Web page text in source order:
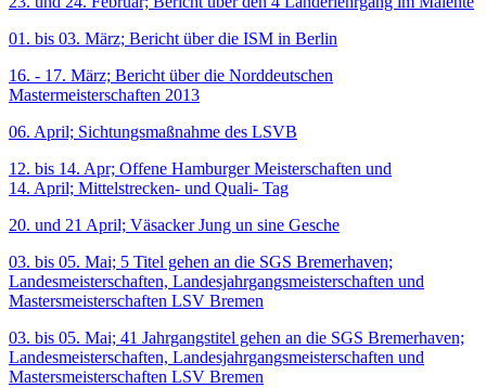
01. bis 03. März; Bericht über die ISM in Berlin
16. - 17. März; Bericht über die Norddeutschen
Mastermeisterschaften 2013
06. April; Sichtungsmaßnahme des LSVB
12. bis 14. Apr; Offene Hamburger Meisterschaften und
14. April; Mittelstrecken- und Quali- Tag
20. und 21 April; Väsacker Jung un sine Gesche
03. bis 05. Mai; 5 Titel gehen an die SGS Bremerhaven;
Landesmeisterschaften, Landesjahrgangsmeisterschaften und
Mastersmeisterschaften LSV Bremen
03. bis 05. Mai; 41 Jahrgangstitel gehen an die SGS Bremerhaven;
Landesmeisterschaften, Landesjahrgangsmeisterschaften und
Mastersmeisterschaften LSV Bremen